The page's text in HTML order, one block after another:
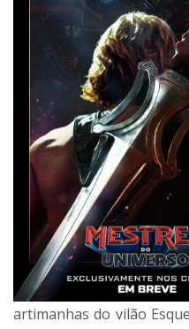
artimanhas do vilão